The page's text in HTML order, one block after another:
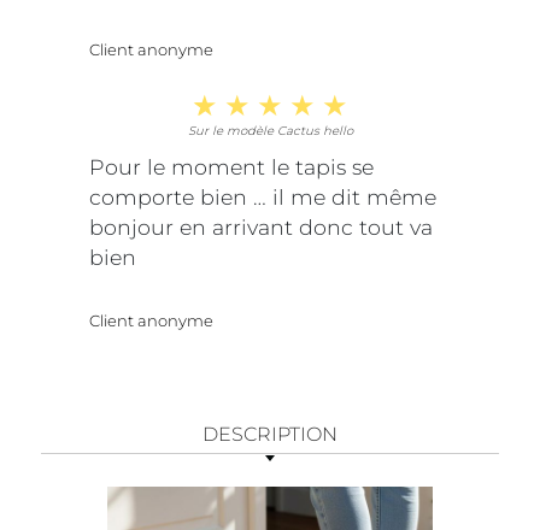
Client anonyme
Sur le modèle Cactus hello
Pour le moment le tapis se
comporte bien … il me dit même
bonjour en arrivant donc tout va
bien
Client anonyme
DESCRIPTION